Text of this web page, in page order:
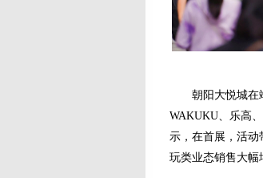
朝阳大悦城在端
WAKUKU、乐高
示，在首展，活动
玩类业态销售大幅